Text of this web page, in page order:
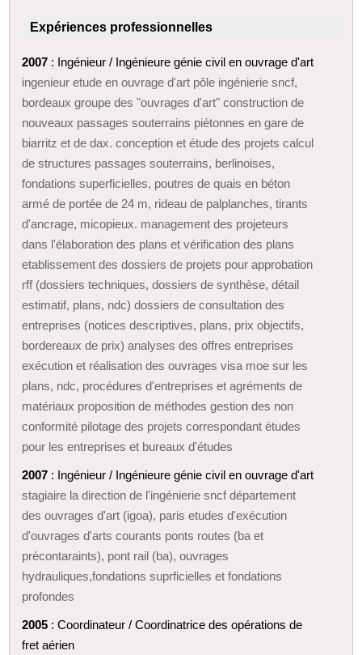
Expériences professionnelles
2007 : Ingénieur / Ingénieure génie civil en ouvrage d'art
ingenieur etude en ouvrage d'art pôle ingénierie sncf,
bordeaux groupe des "ouvrages d'art" construction de
nouveaux passages souterrains piétonnes en gare de
biarritz et de dax. conception et étude des projets calcul
de structures passages souterrains, berlinoises,
fondations superficielles, poutres de quais en béton
armé de portée de 24 m, rideau de palplanches, tirants
d'ancrage, micopieux. management des projeteurs
dans l'élaboration des plans et vérification des plans
etablissement des dossiers de projets pour approbation
rff (dossiers techniques, dossiers de synthèse, détail
estimatif, plans, ndc) dossiers de consultation des
entreprises (notices descriptives, plans, prix objectifs,
bordereaux de prix) analyses des offres entreprises
exécution et réalisation des ouvrages visa moe sur les
plans, ndc, procédures d'entreprises et agréments de
matériaux proposition de méthodes gestion des non
conformité pilotage des projets correspondant études
pour les entreprises et bureaux d'études
2007 : Ingénieur / Ingénieure génie civil en ouvrage d'art
stagiaire la direction de l'ingénierie sncf département
des ouvrages d'art (igoa), paris etudes d'exécution
d'ouvrages d'arts courants ponts routes (ba et
précontaraints), pont rail (ba), ouvrages
hydrauliques,fondations suprficielles et fondations
profondes
2005 : Coordinateur / Coordinatrice des opérations de
fret aérien